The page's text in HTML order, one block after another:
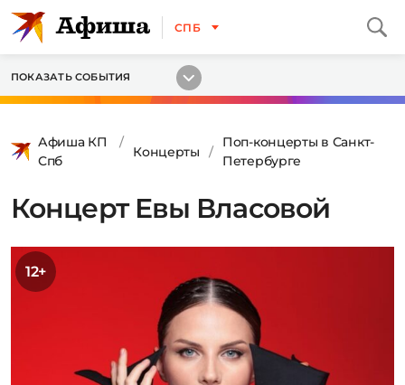
СПБ
ПОКАЗАТЬ СОБЫТИЯ
Афиша КП
Спб
Концерты
Поп-концерты в Санкт-
Петербурге
Концерт Евы Власовой
12+